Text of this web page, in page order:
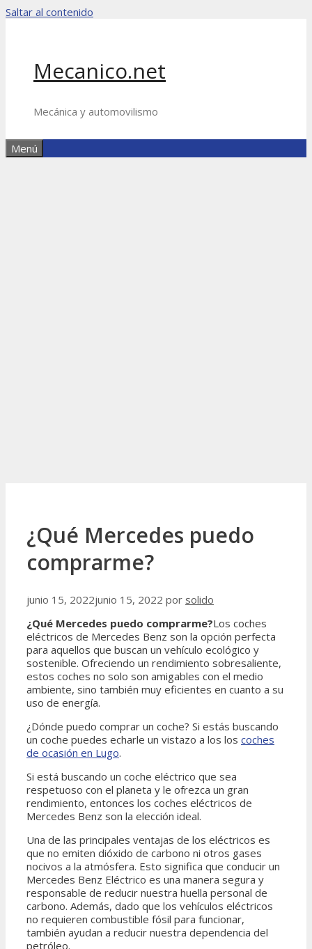
Saltar al contenido
Mecanico.net
Mecánica y automovilismo
Menú
¿Qué Mercedes puedo
comprarme?
junio 15, 2022junio 15, 2022 por solido
¿Qué Mercedes puedo comprarme?Los coches
eléctricos de Mercedes Benz son la opción perfecta
para aquellos que buscan un vehículo ecológico y
sostenible. Ofreciendo un rendimiento sobresaliente,
estos coches no solo son amigables con el medio
ambiente, sino también muy eficientes en cuanto a su
uso de energía.
¿Dónde puedo comprar un coche? Si estás buscando
un coche puedes echarle un vistazo a los los coches
de ocasión en Lugo.
Si está buscando un coche eléctrico que sea
respetuoso con el planeta y le ofrezca un gran
rendimiento, entonces los coches eléctricos de
Mercedes Benz son la elección ideal.
Una de las principales ventajas de los eléctricos es
que no emiten dióxido de carbono ni otros gases
nocivos a la atmósfera. Esto significa que conducir un
Mercedes Benz Eléctrico es una manera segura y
responsable de reducir nuestra huella personal de
carbono. Además, dado que los vehículos eléctricos
no requieren combustible fósil para funcionar,
también ayudan a reducir nuestra dependencia del
petróleo.